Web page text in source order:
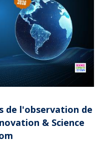
de l'observation de
& Science